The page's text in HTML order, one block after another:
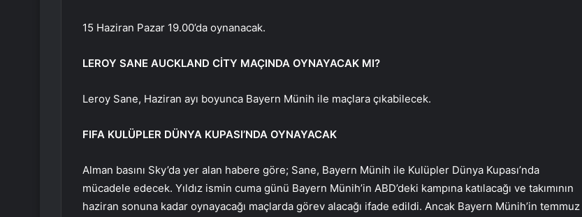
15 Haziran Pazar 19.00’da oynanacak.
LEROY SANE AUCKLAND CİTY MAÇINDA OYNAYACAK MI?
Leroy Sane, Haziran ayı boyunca Bayern Münih ile maçlara çıkabilecek.
FIFA KULÜPLER DÜNYA KUPASI’NDA OYNAYACAK
Alman basını Sky’da yer alan habere göre; Sane, Bayern Münih ile Kulüpler Dünya Kupası’nda
mücadele edecek. Yıldız ismin cuma günü Bayern Münih’in ABD’deki kampına katılacağı ve takımının
haziran sonuna kadar oynayacağı maçlarda görev alacağı ifade edildi. Ancak Bayern Münih’in temmuz